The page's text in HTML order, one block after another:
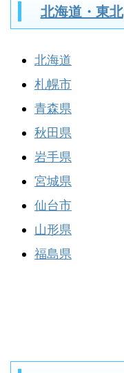
北海道・東北
北海道
札幌市
青森県
秋田県
岩手県
宮城県
仙台市
山形県
福島県